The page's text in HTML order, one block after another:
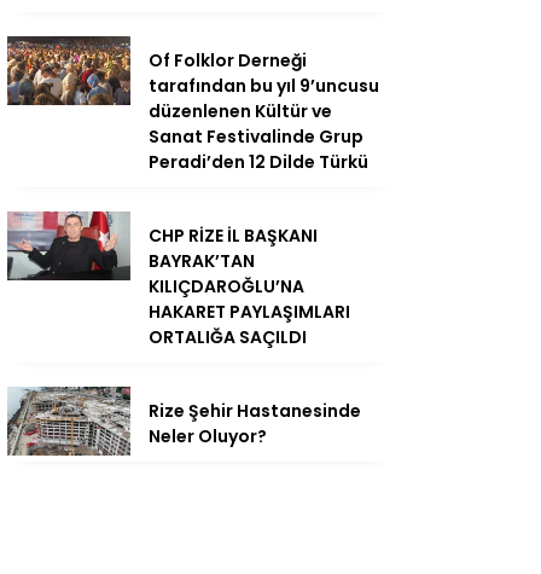
Of Folklor Derneği
tarafından bu yıl 9’uncusu
düzenlenen Kültür ve
Sanat Festivalinde Grup
Peradi’den 12 Dilde Türkü
CHP RİZE İL BAŞKANI
BAYRAK’TAN
KILIÇDAROĞLU’NA
HAKARET PAYLAŞIMLARI
ORTALIĞA SAÇILDI
Rize Şehir Hastanesinde
Neler Oluyor?